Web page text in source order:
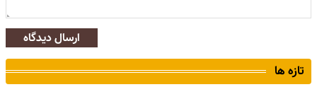
ارسال دیدگاه
تازه ها